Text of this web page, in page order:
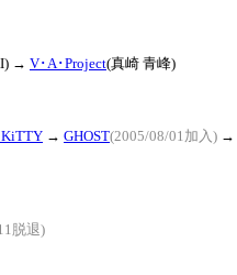
→ V･A･Project(真崎 青峰)
→ GHOST(2005/08/01加入) →
脱退)